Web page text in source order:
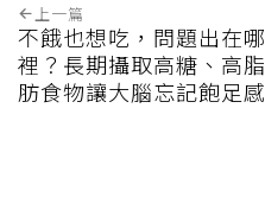
上一篇
不餓也想吃，問題出在哪
裡？長期攝取高糖、高脂
肪食物讓大腦忘記飽足感